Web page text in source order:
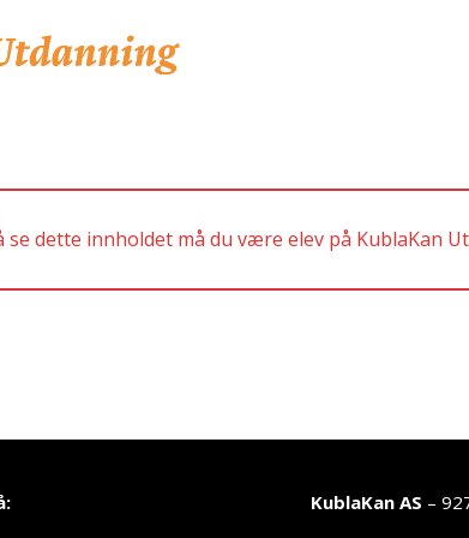
se dette innholdet må du være elev på KublaKan
KublaKan AS –